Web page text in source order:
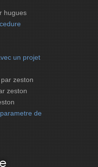
hugues
un projet
par zeston
zeston
de